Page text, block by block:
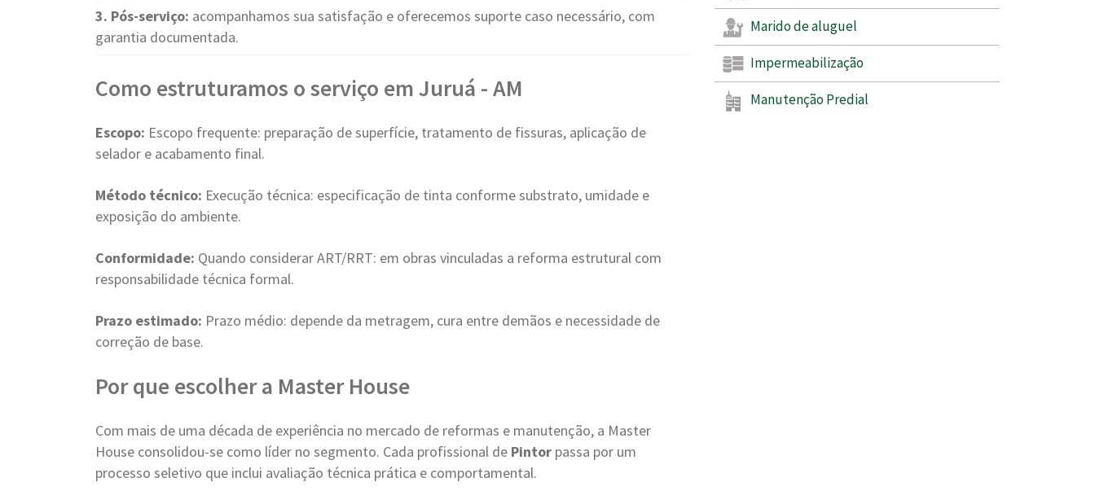
3. Pós-serviço: acompanhamos sua satisfação e oferecemos suporte caso necessário, com
garantia documentada.
Como estruturamos o serviço em Juruá - AM
Escopo: Escopo frequente: preparação de superfície, tratamento de fissuras, aplicação de
selador e acabamento final.
Método técnico: Execução técnica: especificação de tinta conforme substrato, umidade e
exposição do ambiente.
Conformidade: Quando considerar ART/RRT: em obras vinculadas a reforma estrutural com
responsabilidade técnica formal.
Prazo estimado: Prazo médio: depende da metragem, cura entre demãos e necessidade de
correção de base.
Por que escolher a Master House
Com mais de uma década de experiência no mercado de reformas e manutenção, a Master
House consolidou-se como líder no segmento. Cada profissional de Pintor passa por um
processo seletivo que inclui avaliação técnica prática e comportamental.
Marido de aluguel
Impermeabilização
Manutenção Predial